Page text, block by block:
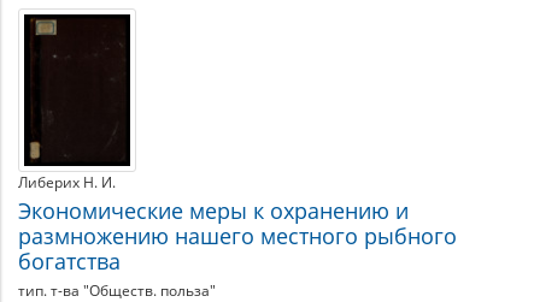
Экономика
рыбного
хозяйства.
Экономика
рыбной
промышленности
Материалы
по
Либерих Н. И.
Экономические меры к охранению и
размножению нашего местного рыбного
богатства
тип. т-ва "Обществ. польза"